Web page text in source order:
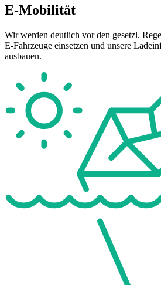
E-Mobilität
Wir werden deutlich vor den gesetzl.
E-Fahrzeuge einsetzen und unsere
ausbauen.